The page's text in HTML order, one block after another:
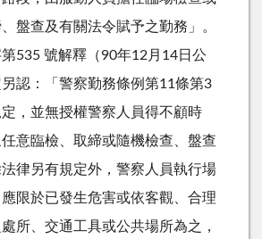
盤查及有關法令賦予之勤務」。
535 號解釋（90年12月14日公
認：「警察勤務條例第11條第3
，並無授權警察人員得不顧時
意臨檢、取締或隨機檢查、盤查
律另有規定外，警察人員執行場
限於已發生危害或依客觀、合理
所、交通工具或公共場所為之，